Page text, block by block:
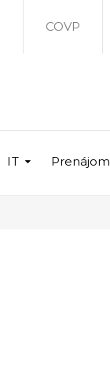
COVP
IT Prenájom